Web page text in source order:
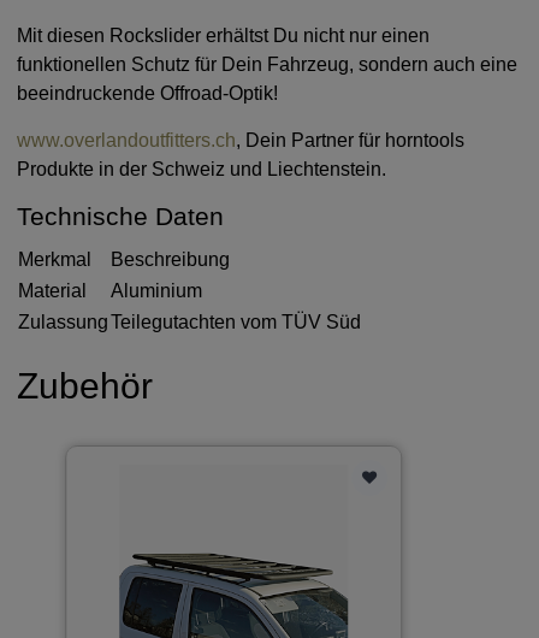
Mit diesen Rockslider erhältst Du nicht nur einen
funktionellen Schutz für Dein Fahrzeug, sondern auch eine
beeindruckende Offroad-Optik!
www.overlandoutfitters.ch, Dein Partner für horntools
Produkte in der Schweiz und Liechtenstein.
Technische Daten
Merkmal
Beschreibung
Material
Aluminium
ZulassungTeilegutachten vom TÜV Süd
Zubehör